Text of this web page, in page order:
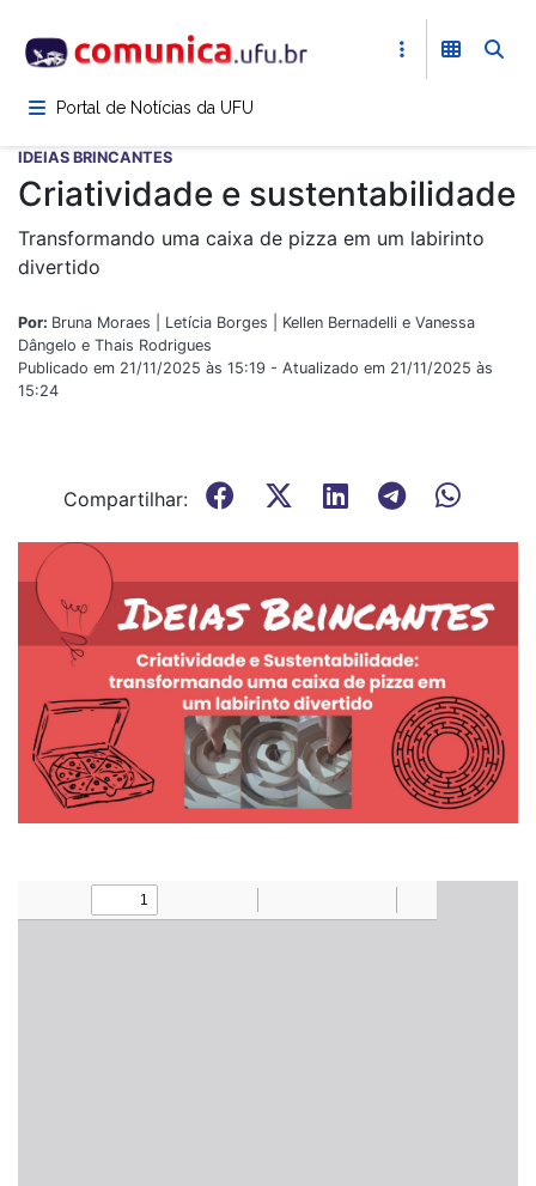
para
conteúdoPortal de Notícias da UFU
IDEIAS BRINCANTES
Criatividade e sustentabilidade
Transformando uma caixa de pizza em um labirinto
divertido
Por: Bruna Moraes | Letícia Borges | Kellen Bernadelli e Vanessa
Dângelo e Thais Rodrigues
Publicado em 21/11/2025 às 15:19 - Atualizado em 21/11/2025 às
15:24
Compartilhar: